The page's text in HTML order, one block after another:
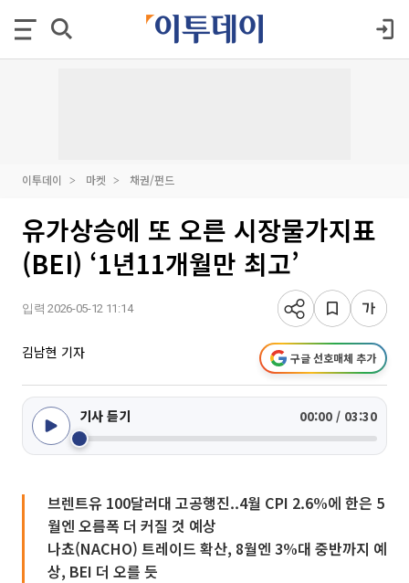
이투데이 마켓 채권/펀드
유가상승에 또 오른 시장물가지표
(BEI) ‘1년11개월만 최고’
입력 2026-05-12 11:14
김남현 기자 구글 선호매체 추가
기사 듣기 00:00 / 03:30
브렌트유 100달러대 고공행진..4월 CPI 2.6%에 한은 5
월엔 오름폭 더 커질 것 예상
나쵸(NACHO) 트레이드 확산, 8월엔 3%대 중반까지 예
상, BEI 더 오를 듯